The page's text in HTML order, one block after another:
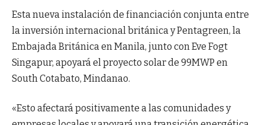
Esta nueva instalación de financiación conjunta entre
la inversión internacional británica y Pentagreen, la
Embajada Británica en Manila, junto con Eve Fogt
Singapur, apoyará el proyecto solar de 99MWP en
South Cotabato, Mindanao.
«Esto afectará positivamente a las comunidades y